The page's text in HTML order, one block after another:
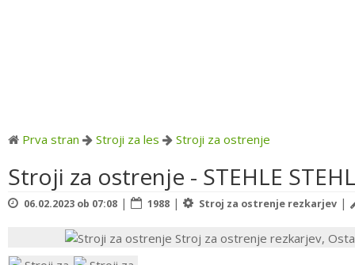
Prva stran Stroji za les Stroji za ostrenje
Stroji za ostrenje - STEHLE
06.02.2023 ob 07:08 | 1988 | Stroj za ostrenje rezkarjev |